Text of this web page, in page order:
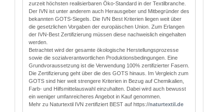
zurzeit höchsten realisierbaren Öko-Standard in der Textilbranche.
Der IVN ist unter anderem auch Herausgeber und Mitbegründer des
bekannten GOTS-Siegels. Die IVN Best Kriterien liegen weit über
die gesetzlichen Vorgaben der europäischen Union. Zum Erlangen
der IVN-Best Zertifizierung müssen diese nachweislich eingehalten
werden.
Betrachtet wird der gesamte ökologische Herstellungsprozesse
sowie die sozialverantwortlichen Produktionsbedingungen. Eine
Grundvoraussetzung ist die Verwendung 100% zertifizierter Fasern.
Die Zertifizierung geht über die des GOTS hinaus. Im Vergleich zum
GOTS sind hier weit strengere Kriterien in Bezug auf Chemikalien,
Farb- und Hilfsmittelauswahl einzuhalten. Dabei wird auch bewusst
ein weniger umfanreicheres Angebot in Kauf genommen.
Mehr zu Naturtextil IVN zertifiziert BEST auf https://naturtextil.de